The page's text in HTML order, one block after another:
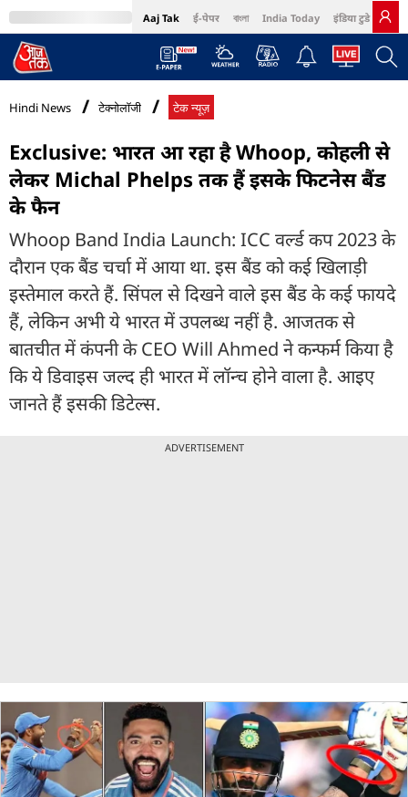
Aaj Tak ई-पेपर বাংলা India Today इंडिया टुडे हिंदी
MumbaiTak Cosmopolitan Harper's Bazaar Northeast
Hindi News टेक्नोलॉजी टेक न्यूज़
Exclusive: भारत आ रहा है Whoop, कोहली से
लेकर Michal Phelps तक हैं इसके फिटनेस बैंड
के फैन
Whoop Band India Launch: ICC वर्ल्ड कप 2023 के
दौरान एक बैंड चर्चा में आया था. इस बैंड को कई खिलाड़ी
इस्तेमाल करते हैं. सिंपल से दिखने वाले इस बैंड के कई फायदे
हैं, लेकिन अभी ये भारत में उपलब्ध नहीं है. आजतक से
बातचीत में कंपनी के CEO Will Ahmed ने कन्फर्म किया है
कि ये डिवाइस जल्द ही भारत में लॉन्च होने वाला है. आइए
जानते हैं इसकी डिटेल्स.
ADVERTISEMENT